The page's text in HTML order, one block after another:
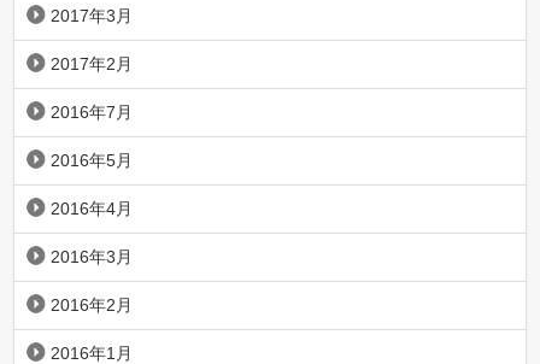
2017年3月
2017年2月
2016年7月
2016年5月
2016年4月
2016年3月
2016年2月
2016年1月